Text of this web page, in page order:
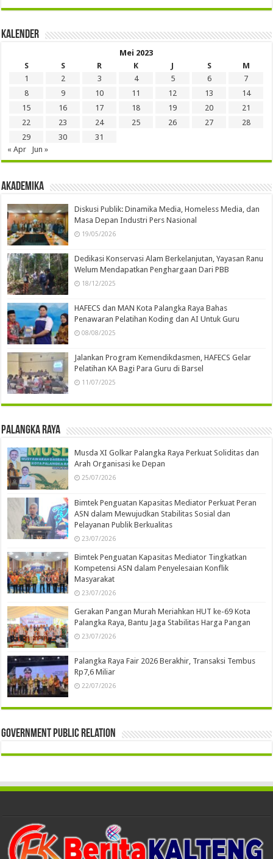
Kalender
Mei 2023
S
S R K J S
M
1
2 3 4 5 6
7
8
9 10 11 12 13
14
15
16 17 18 19 20
21
22
23 24 25 26 27
28
29
30
31
« Apr
Jun »
Akademika
Diskusi Publik: Dinamika Media, Homeless Media, dan
Masa Depan Industri Pers Nasional
19/05/2026
Dedikasi Konservasi Alam Berkelanjutan, Yayasan Ranu
Welum Mendapatkan Penghargaan Dari PBB
18/12/2025
HAFECS dan MAN Kota Palangka Raya Bahas
Penawaran Pelatihan Koding dan AI Untuk Guru
08/08/2025
Jalankan Program Kemendikdasmen, HAFECS Gelar
Pelatihan KA Bagi Para Guru di Barsel
11/07/2025
Palangka Raya
Musda XI Golkar Palangka Raya Perkuat Soliditas dan
Arah Organisasi ke Depan
25/07/2026
Bimtek Penguatan Kapasitas Mediator Perkuat Peran
ASN dalam Mewujudkan Stabilitas Sosial dan
Pelayanan Publik Berkualitas
23/07/2026
Bimtek Penguatan Kapasitas Mediator Tingkatkan
Kompetensi ASN dalam Penyelesaian Konflik
Masyarakat
23/07/2026
Gerakan Pangan Murah Meriahkan HUT ke-69 Kota
Palangka Raya, Bantu Jaga Stabilitas Harga Pangan
23/07/2026
Palangka Raya Fair 2026 Berakhir, Transaksi Tembus
Rp7,6 Miliar
22/07/2026
Government Public Relation